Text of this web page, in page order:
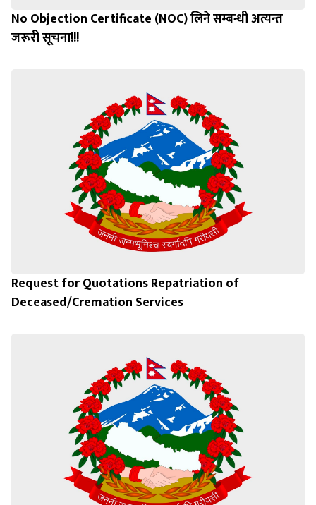
No Objection Certificate (NOC) लिने सम्बन्धी अत्यन्त
जरूरी सूचना!!!
Request for Quotations Repatriation of
Deceased/Cremation Services